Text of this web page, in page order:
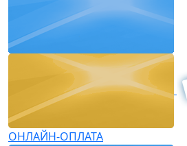
ОНЛАЙН-ОПЛАТА